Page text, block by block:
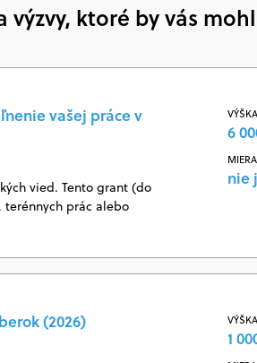
výzvy, ktoré by vás
vašej práce v
vied. Tento grant (do
terénnych prác alebo
6
nie
(2026)
1